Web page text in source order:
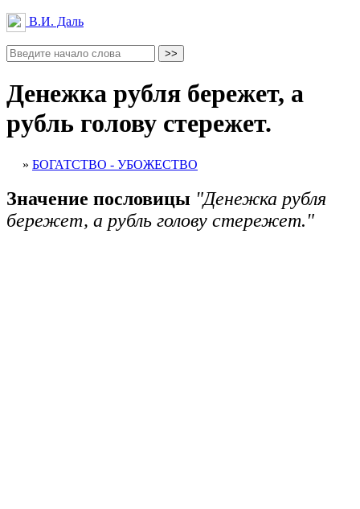
В.И. Даль
Денежка рубля бережет, а
рубль голову стережет.
» БОГАТСТВО - УБОЖЕСТВО
Значение пословицы "Денежка рубля
бережет, а рубль голову стережет."